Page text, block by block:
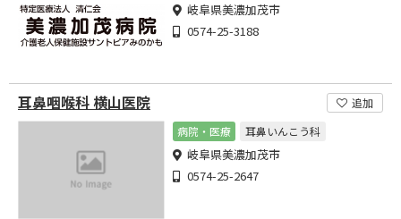
岐阜県美濃加茂市
0574-25-3188
耳鼻咽喉科 横山医院
追加
病院・医療
耳鼻いんこう科
岐阜県美濃加茂市
0574-25-2647